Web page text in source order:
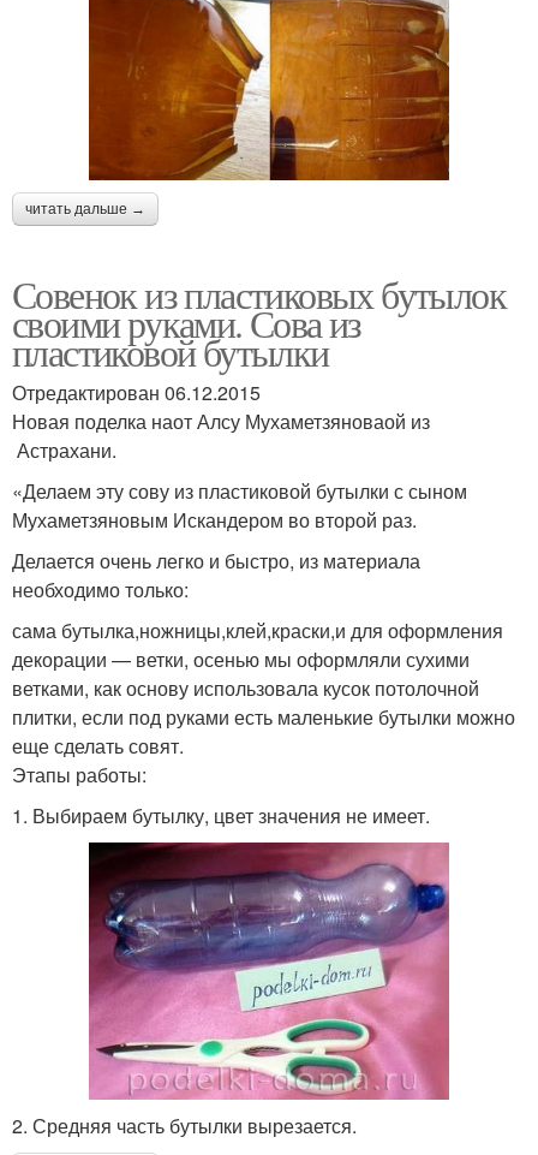
читать дальше →
Совенок из пластиковых бутылок
своими руками. Сова из
пластиковой бутылки
Отредактирован 06.12.2015
Новая поделка наот Алсу Мухаметзяноваой из
Астрахани.
«Делаем эту сову из пластиковой бутылки с сыном
Мухаметзяновым Искандером во второй раз.
Делается очень легко и быстро, из материала
необходимо только:
сама бутылка,ножницы,клей,краски,и для оформления
декорации — ветки, осенью мы оформляли сухими
ветками, как основу использовала кусок потолочной
плитки, если под руками есть маленькие бутылки можно
еще сделать совят.
Этапы работы:
1. Выбираем бутылку, цвет значения не имеет.
2. Средняя часть бутылки вырезается.